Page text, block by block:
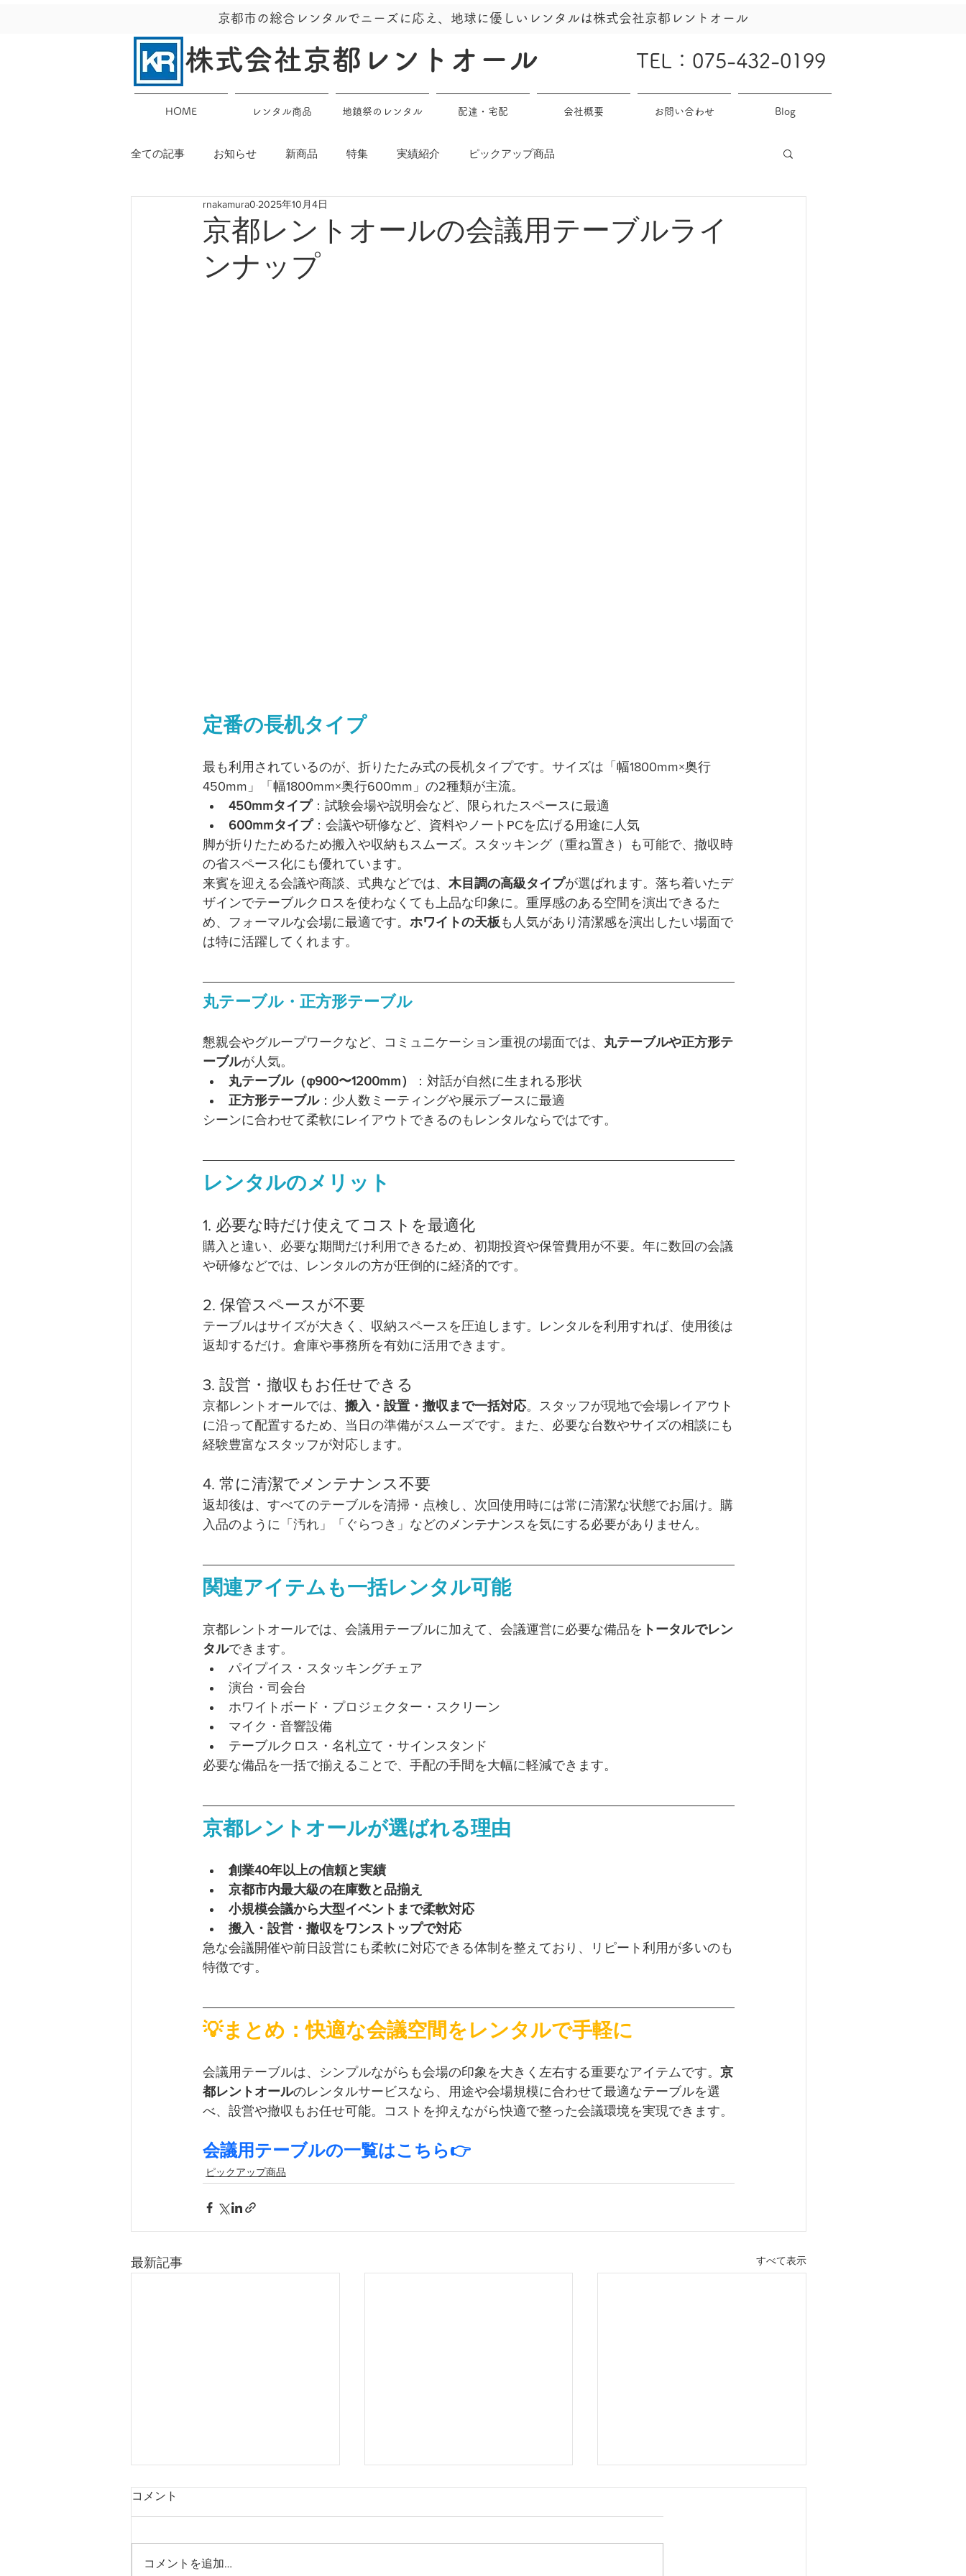
京都市の総合レンタルでニーズに応え、地球に優しいレンタルは株式会社京都レントオール
株式会社京都レントオール TEL：075-432-0199
HOME レンタル商品 地鎮祭のレンタル 配達・宅配 会社概要 お問い合わせ Blog
全ての記事 お知らせ 新商品 特集 実績紹介 ピックアップ商品
京都レントオールの会議用テーブルライ
ンナップ
rnakamura0 2025年10月4日
定番の長机タイプ
最も利用されているのが、折りたたみ式の長机タイプです。サイズは「幅1800mm×奥行
450mm」「幅1800mm×奥行600mm」の2種類が主流。
450mmタイプ：試験会場や説明会など、限られたスペースに最適
600mmタイプ：会議や研修など、資料やノートPCを広げる用途に人気
脚が折りたためるため搬入や収納もスムーズ。スタッキング（重ね置き）も可能で、撤収時
の省スペース化にも優れています。
来賓を迎える会議や商談、式典などでは、 木目調の高級タイプが選ばれます。落ち着いたデ
ザインでテーブルクロスを使わなくても上品な印象に。重厚感のある空間を演出できるた
め、フォーマルな会場に最適です。 ホワイトの天板 も人気があり清潔感を演出したい場面で
は特に活躍してくれます。
丸テーブル・正方形テーブル
懇親会やグループワークなど、コミュニケーション重視の場面では、 丸テーブルや正方形テ
ーブルが人気。
丸テーブル（φ900〜1200mm）
：対話が自然に生まれる形状
正方形テーブル：少人数ミーティングや展示ブースに最適
シーンに合わせて柔軟にレイアウトできるのもレンタルならではです。
レンタルのメリット
1. 必要な時だけ使えてコストを最適化
購入と違い、必要な期間だけ利用できるため、初期投資や保管費用が不要。年に数回の会議
や研修などでは、レンタルの方が圧倒的に経済的です。
2. 保管スペースが不要
テーブルはサイズが大きく、収納スペースを圧迫します。レンタルを利用すれば、使用後は
返却するだけ。倉庫や事務所を有効に活用できます。
3. 設営・撤収もお任せできる
京都レントオールでは、 搬入・設置・撤収まで一括対応。スタッフが現地で会場レイアウト
に沿って配置するため、当日の準備がスムーズです。また、必要な台数やサイズの相談にも
経験豊富なスタッフが対応します。
4. 常に清潔でメンテナンス不要
返却後は、すべてのテーブルを清掃・点検し、次回使用時には常に清潔な状態でお届け。購
入品のように「汚れ」「ぐらつき」などのメンテナンスを気にする必要がありません。
関連アイテムも一括レンタル可能
京都レントオールでは、会議用テーブルに加えて、会議運営に必要な備品を トータルでレン
タルできます。
パイプイス・スタッキングチェア
演台・司会台
ホワイトボード・プロジェクター・スクリーン
マイク・音響設備
テーブルクロス・名札立て・サインスタンド
必要な備品を一括で揃えることで、手配の手間を大幅に軽減できます。
京都レントオールが選ばれる理由
創業40年以上の信頼と実績
京都市内最大級の在庫数と品揃え
小規模会議から大型イベントまで柔軟対応
搬入・設営・撤収をワンストップで対応
急な会議開催や前日設営にも柔軟に対応できる体制を整えており、リピート利用が多いのも
特徴です。
💡まとめ：快適な会議空間をレンタルで手軽に
会議用テーブルは、シンプルながらも会場の印象を大きく左右する重要なアイテムです。 京
都レントオールのレンタルサービスなら、用途や会場規模に合わせて最適なテーブルを選
べ、設営や撤収もお任せ可能。コストを抑えながら快適で整った会議環境を実現できます。
会議用テーブルの一覧はこちら👉
ピックアップ商品
最新記事 すべて表示
コメント
コメントを追加…